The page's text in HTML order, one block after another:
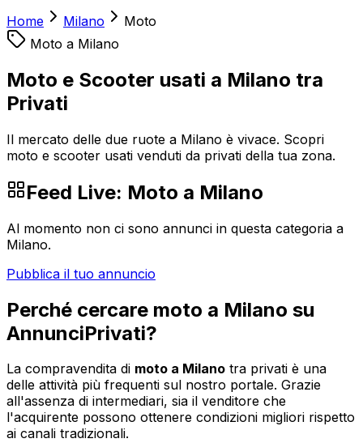
Home Milano
Moto
Moto a Milano
Moto e Scooter usati a Milano tra
Privati
Il mercato delle due ruote a Milano è vivace. Scopri
moto e scooter usati venduti da privati della tua zona.
Feed Live: Moto a Milano
Al momento non ci sono annunci in questa categoria a
Milano.
Pubblica il tuo annuncio
Perché cercare moto a Milano su
AnnunciPrivati?
La compravendita di moto a Milano tra privati è una
delle attività più frequenti sul nostro portale. Grazie
all'assenza di intermediari, sia il venditore che
l'acquirente possono ottenere condizioni migliori rispetto
ai canali tradizionali.